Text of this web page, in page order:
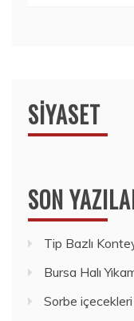
SIYASET
SON
Tip Bazlı
Bursa Halı
Sorbe içecekleri